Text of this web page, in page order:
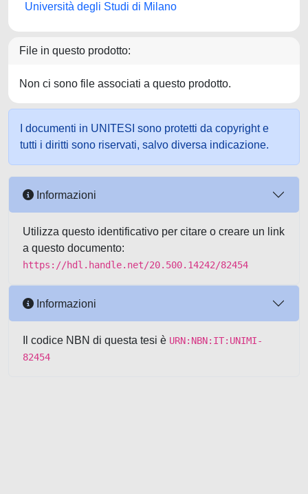
Università degli Studi di Milano
File in questo prodotto:
Non ci sono file associati a questo prodotto.
I documenti in UNITESI sono protetti da copyright e
tutti i diritti sono riservati, salvo diversa indicazione.
Informazioni
Utilizza questo identificativo per citare o creare un link
a questo documento:
https://hdl.handle.net/20.500.14242/82454
Informazioni
Il codice NBN di questa tesi è URN:NBN:IT:UNIMI-
82454